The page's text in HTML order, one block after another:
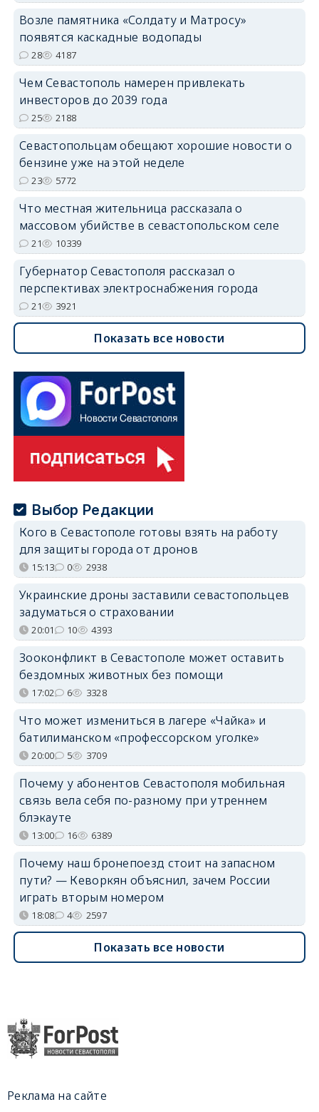
Возле памятника «Солдату и Матросу»
появятся каскадные водопады
28 4187
Чем Севастополь намерен привлекать
инвесторов до 2039 года
25 2188
Севастопольцам обещают хорошие новости о
бензине уже на этой неделе
23 5772
Что местная жительница рассказала о
массовом убийстве в севастопольском селе
21 10339
Губернатор Севастополя рассказал о
перспективах электроснабжения города
21 3921
Показать все новости
Выбор Редакции
Кого в Севастополе готовы взять на работу
для защиты города от дронов
15:13 0 2938
Украинские дроны заставили севастопольцев
задуматься о страховании
20:01 10 4393
Зооконфликт в Севастополе может оставить
бездомных животных без помощи
17:02 6 3328
Что может измениться в лагере «Чайка» и
батилиманском «профессорском уголке»
20:00 5 3709
Почему у абонентов Севастополя мобильная
связь вела себя по-разному при утреннем
блэкауте
13:00 16 6389
Почему наш бронепоезд стоит на запасном
пути? — Кеворкян объяснил, зачем России
играть вторым номером
18:08 4 2597
Показать все новости
Реклама на сайте